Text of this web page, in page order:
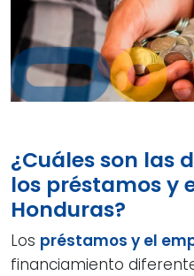
¿Cuáles son las
los préstamos y
Honduras?
Los préstamos y el
financiamiento